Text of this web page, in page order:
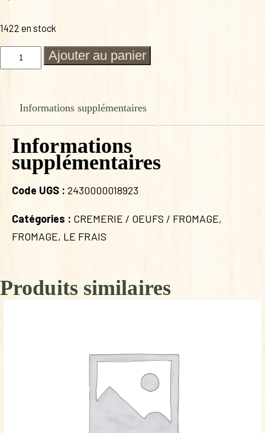
1422 en stock
quantité
Ajouter au panier
Informations supplémentaires
Informations
supplémentaires
Code UGS : 2430000018923
Catégories : CREMERIE / OEUFS / FROMAGE,
FROMAGE, LE FRAIS
Produits similaires